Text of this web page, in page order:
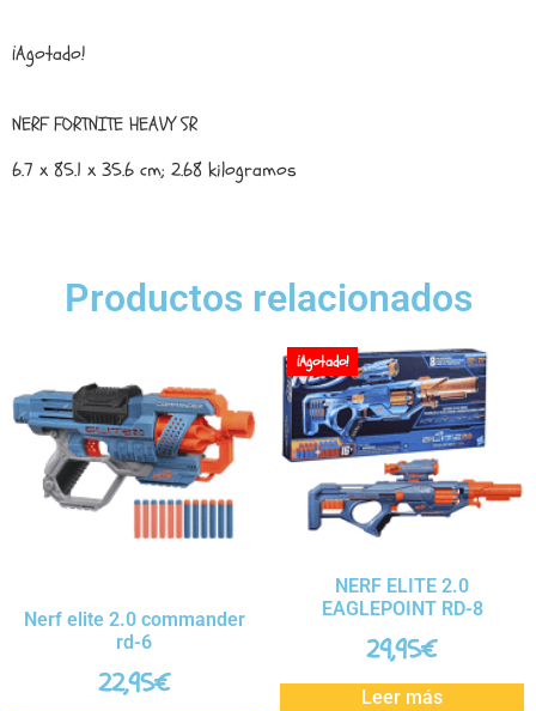
¡Agotado!
NERF FORTNITE HEAVY SR
‎6.7 x 85.1 x 35.6 cm; 2.68 kilogramos
Productos relacionados
Nerf elite 2.0 commander
rd-6
22,95€
¡Agotado!
NERF ELITE 2.0
EAGLEPOINT RD-8
29,95€
Leer más